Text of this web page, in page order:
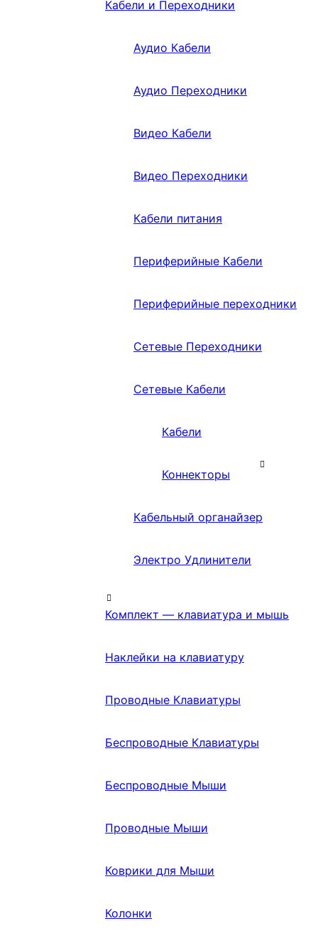
Кабели и Переходники
Аудио Кабели
Аудио Переходники
Видео Кабели
Видео Переходники
Кабели питания
Периферийные Кабели
Периферийные переходники
Сетевые Переходники
Сетевые Кабели
Кабели
Коннекторы
Кабельный органайзер
Электро Удлинители
Комплект — клавиатура и мышь
Наклейки на клавиатуру
Проводные Клавиатуры
Беспроводные Клавиатуры
Беспроводные Мыши
Проводные Мыши
Коврики для Мыши
Колонки